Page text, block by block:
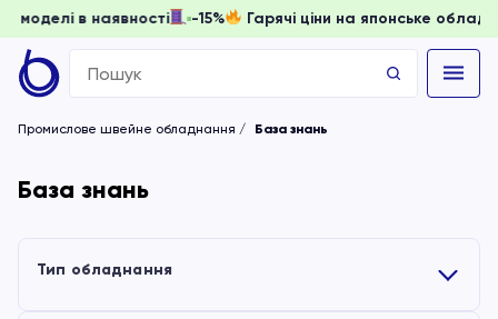
моделі в наявності -15% Гарячі ціни на японське
Search
for:
Промислове швейне обладнання База знань
База знань
Тип обладнання